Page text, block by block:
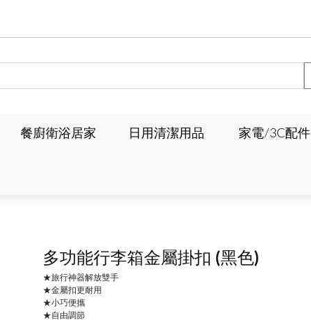
餐廚衛浴居家 日用清潔用品 家電/3C配件
多功能行李箱金屬掛扣 (黑色)
★旅行神器解放雙手
★金屬扣更耐用
★小巧便攜
★自由調節